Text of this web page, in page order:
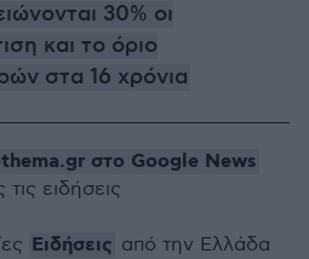
30% οι
και το όριο
στα 16 χρόνια
στο Google News
ειδήσεις
Ειδήσεις από την Ελλάδα